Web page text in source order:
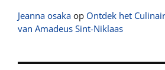
Jeanna osaka op Ontdek het
van Amadeus Sint-Niklaas